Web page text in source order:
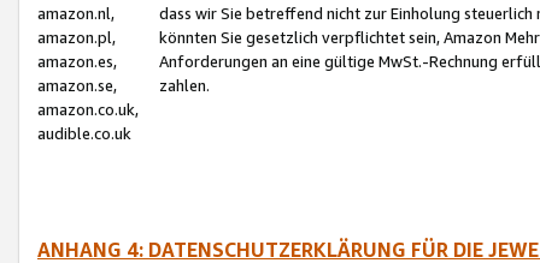
amazon.nl,
amazon.pl,
amazon.es,
amazon.se,
amazon.co.uk,
audible.co.uk
dass wir Sie betreffend nicht zur Einholung
könnten Sie gesetzlich verpflichtet sein, Amazon
Anforderungen an eine gültige MwSt.-Rechnung
zahlen.
ANHANG 4: DATENSCHUTZERKLÄRUNG FÜR DIE